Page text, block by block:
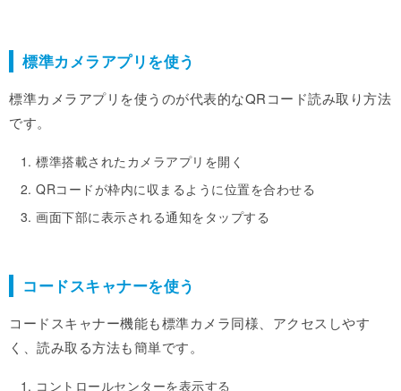
標準カメラアプリを使う
標準カメラアプリを使うのが代表的なQRコード読み取り方法
です。
標準搭載されたカメラアプリを開く
QRコードが枠内に収まるように位置を合わせる
画面下部に表示される通知をタップする
コードスキャナーを使う
コードスキャナー機能も標準カメラ同様、アクセスしやす
く、読み取る方法も簡単です。
コントロールセンターを表示する